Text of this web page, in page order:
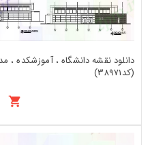
(کد38971)